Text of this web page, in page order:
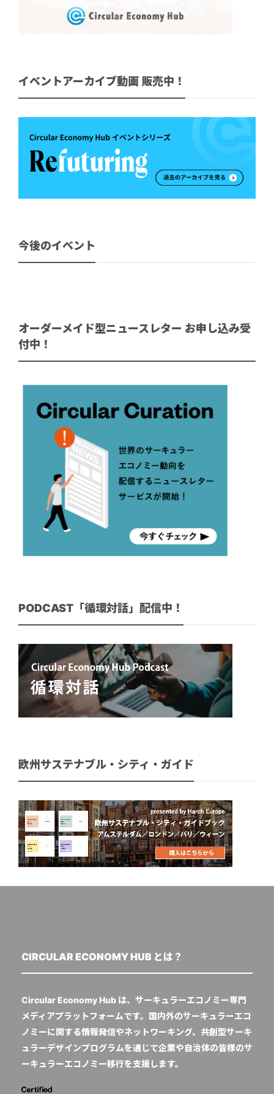
イベントアーカイブ動画 販売中！
今後のイベント
オーダーメイド型ニュースレター お申し込み受
付中！
PODCAST「循環対話」配信中！
欧州サステナブル・シティ・ガイド
CIRCULAR ECONOMY HUB とは？
Circular Economy Hub は、サーキュラーエコノミー専門
メディアプラットフォームです。国内外のサーキュラーエコ
ノミーに関する情報発信やネットワーキング、共創型サーキ
ュラーデザインプログラムを通じて企業や自治体の皆様のサ
ーキュラーエコノミー移行を支援します。